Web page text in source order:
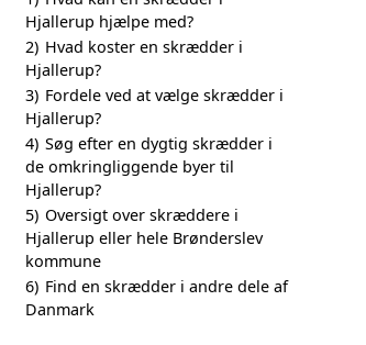
Hjallerup hjælpe med?
2) Hvad koster en skrædder i
Hjallerup?
3) Fordele ved at vælge skrædder i
Hjallerup?
4) Søg efter en dygtig skrædder i
de omkringliggende byer til
Hjallerup?
5) Oversigt over skræddere i
Hjallerup eller hele Brønderslev
kommune
6) Find en skrædder i andre dele af
Danmark